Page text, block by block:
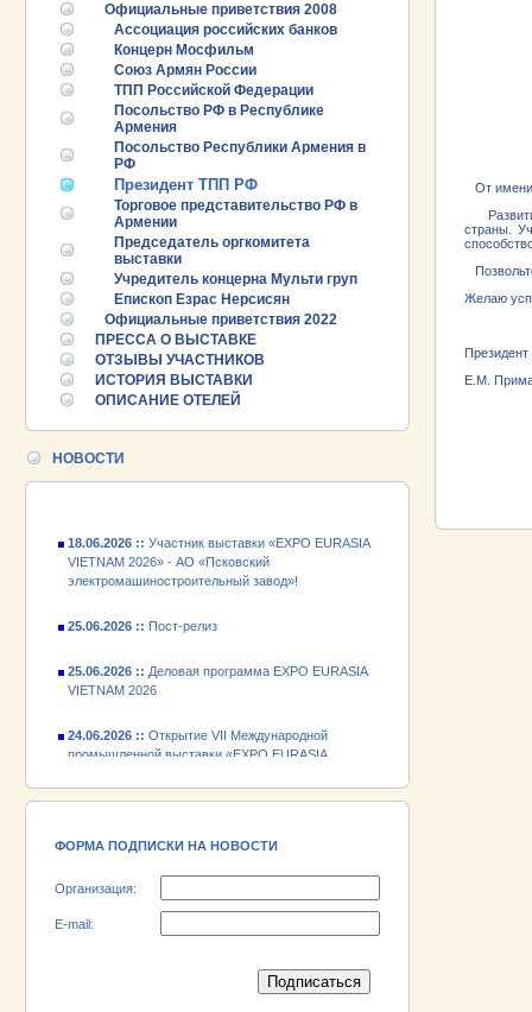
Официальные приветствия 2008
Ассоциация российских банков
Концерн Мосфильм
Союз Армян России
ТПП Российской Федерации
Посольство РФ в Республике
Армения
Посольство Реcпублики Армения в
РФ
Президент ТПП РФ
Торговое представительство РФ в
Армении
Председатель оргкомитета
выставки
Учредитель концерна Мульти груп
Епископ Езрас Нерсисян
Официальные приветствия 2022
ПРЕССА О ВЫСТАВКЕ
ОТЗЫВЫ УЧАСТНИКОВ
ИСТОРИЯ ВЫСТАВКИ
ОПИСАНИЕ ОТЕЛЕЙ
НОВОСТИ
25.06.2026 ::Пост-релиз
25.06.2026 ::Деловая программа EXPO EURASIA
VIETNAM 2026
24.06.2026 ::Открытие VII Международной
промышленной выставки «EXPO EURASIA
VIETNAM 2026» - АО «Псковский
электромашиностроительный завод»!
VIETNAM 2026
промышленной выставки «EXPO EURASIA
VIETNAM 2026»
ФОРМА ПОДПИСКИ НА НОВОСТИ
Организация:
E-mail:
От имени
страны.
Желаю
Е.М.